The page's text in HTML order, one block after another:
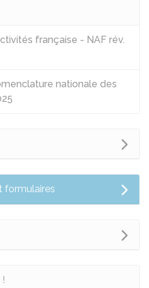
française - NAF rév.
nationale des
formulaires